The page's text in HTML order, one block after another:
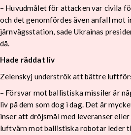
– Huvudmålet för attacken var civila
och det genomfördes även anfall mot
järnvägsstation, sade Ukrainas
då.
Hade räddat liv
Zelenskyj underströk att bättre
– Försvar mot ballistiska missiler är
liv på dem som dog i dag. Det är
inser att dröjsmål med leveranser
luftvärn mot ballistiska robotar leder